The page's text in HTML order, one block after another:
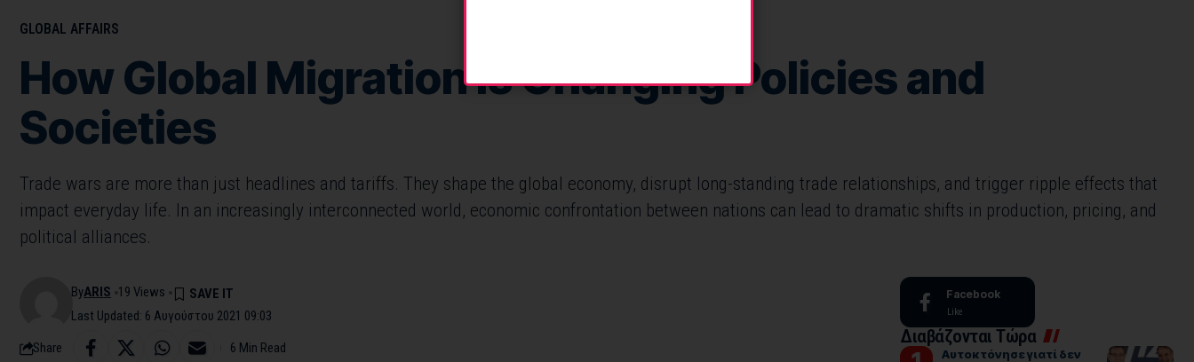
GLOBAL AFFAIRS
How Global Migration Is Changing Policies and
Societies
Trade wars are more than just headlines and tariffs. They shape the global economy, disrupt long-standing trade relationships, and trigger ripple effects that
impact everyday life. In an increasingly interconnected world, economic confrontation between nations can lead to dramatic shifts in production, pricing, and
political alliances.
Last Updated: 6 Αυγούστου 2021 09:03
ByARIS 19 Views
Share 6 Min Read
Facebook
Like
Διαβάζονται Τώρα
Αυτοκτόνησε γιατί δεν